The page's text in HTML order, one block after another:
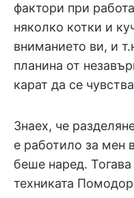
фактори при
няколко котки и
вниманието ви, и
планина от
карат да се
Знаех, че
е работило за мен
беше наред.
техниката